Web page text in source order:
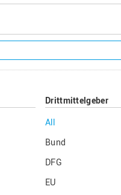
Drittmittelgeber
All
Bund
DFG
EU